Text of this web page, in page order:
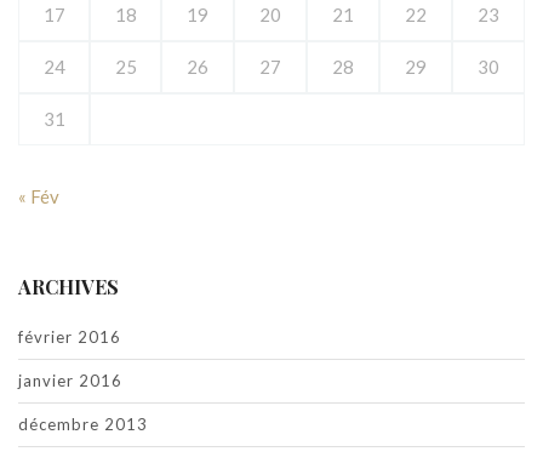
17 18 19 20 21 22 23
24 25 26 27 28 29 30
31
« Fév
ARCHIVES
février 2016
janvier 2016
décembre 2013